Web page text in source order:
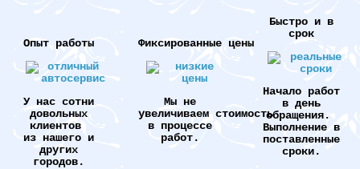
Опыт работы
У нас сотни
довольных
клиентов
из нашего и
других
городов.
Фиксированные цены
Мы не
увеличиваем стоимость
в процессе
работ.
Быстро и в
срок
Начало работ
в день
обращения.
Выполнение в
поставленные
сроки.